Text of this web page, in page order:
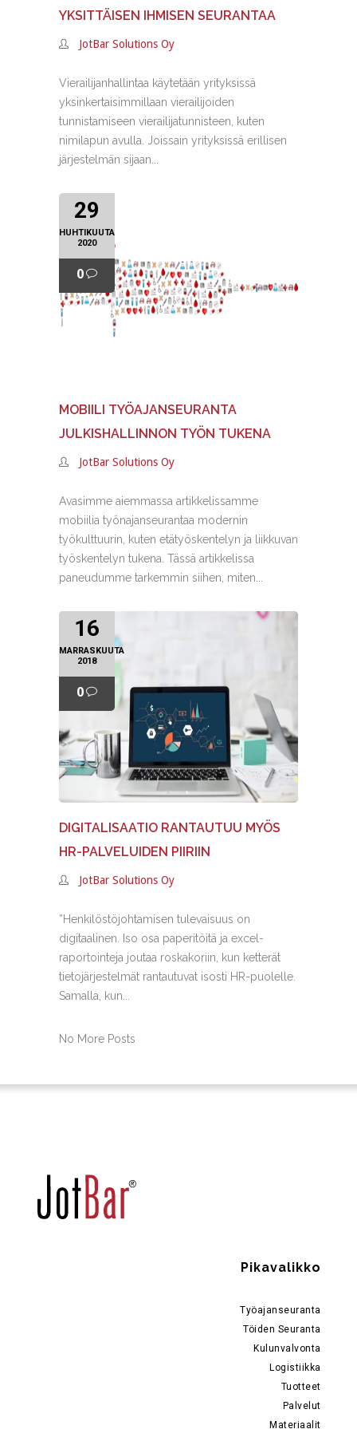
YKSITTÄISEN IHMISEN SEURANTAA
JotBar Solutions Oy
Vierailijanhallintaa käytetään yrityksissä
yksinkertaisimmillaan vierailijoiden
tunnistamiseen vierailijatunnisteen, kuten
nimilapun avulla. Joissain yrityksissä erillisen
järjestelmän sijaan...
29
HUHTIKUUTA
2020
0
MOBIILI TYÖAJANSEURANTA
JULKISHALLINNON TYÖN TUKENA
JotBar Solutions Oy
Avasimme aiemmassa artikkelissamme
mobiilia työnajanseurantaa modernin
työkulttuurin, kuten etätyöskentelyn ja liikkuvan
työskentelyn tukena. Tässä artikkelissa
paneudumme tarkemmin siihen, miten...
16
MARRASKUUTA
2018
0
DIGITALISAATIO RANTAUTUU MYÖS
HR-PALVELUIDEN PIIRIIN
JotBar Solutions Oy
”Henkilöstöjohtamisen tulevaisuus on
digitaalinen. Iso osa paperitöitä ja excel-
raportointeja joutaa roskakoriin, kun ketterät
tietojärjestelmät rantautuvat isosti HR-puolelle.
Samalla, kun...
No More Posts
Pikavalikko
Työajanseuranta
Töiden Seuranta
Kulunvalvonta
Logistiikka
Tuotteet
Palvelut
Materiaalit